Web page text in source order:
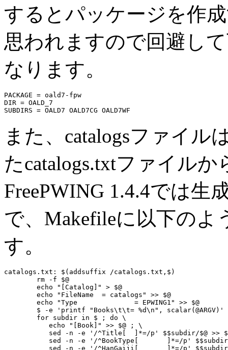
するとパッケージを作
思われますので回避し
なります。
PACKAGE = oald7-fpw
DIR = OALD_7
また、 catalogsファイル
たcatalogs.txtファイルか
FreePWING 1.4.4では
で、 Makefileに以下のよ
す。
catalogs.txt: $(addsuffix /catalogs.txt,$)